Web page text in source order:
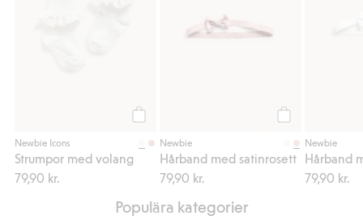
Newbie Icons
Strumpor med volang
79,90 kr.
Newbie
Hårband med satinrosett
79,90 kr.
Newbie
Hårband
79,90 kr.
Populära kategorier